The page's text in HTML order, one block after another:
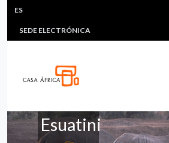
Pasar al contenido principal
HEADER MENU
MULTIMEDIA
SEDE ELECTRÓNICA
ES
Esuatini